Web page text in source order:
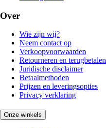
Over
Wie zijn wij?
Neem contact op
Verkoopvoorwaarden
Retourneren en terugbetalen
Juridische disclaimer
Betaalmethoden
Prijzen en leveringsopties
Privacy verklaring
Onze winkels